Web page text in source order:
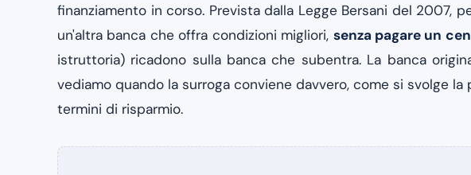
finanziamento in corso. Prevista dalla Legge Bersani del 2007,
un'altra banca che offra condizioni migliori, senza pagare un
istruttoria) ricadono sulla banca che subentra. La banca
vediamo quando la surroga conviene davvero, come si svolge
termini di risparmio.